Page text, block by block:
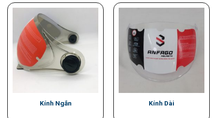
Kính Ngắn Kính Dài